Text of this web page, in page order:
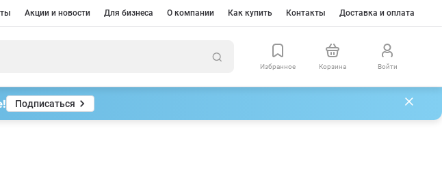
Акции и новости Для бизнеса О компании Как купить Контакты Доставка и оплата
Избранное Корзина Войти
Подписаться